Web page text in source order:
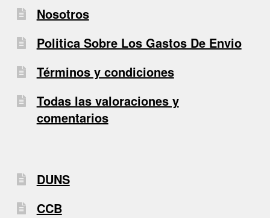
Nosotros
Politica Sobre Los Gastos De Envio
Términos y condiciones
Todas las valoraciones y
comentarios
DUNS
CCB